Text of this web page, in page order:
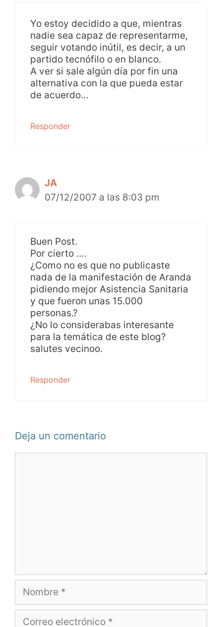
Yo estoy decidido a que, mientras
nadie sea capaz de representarme,
seguir votando inútil, es decir, a un
partido tecnófilo o en blanco.
A ver si sale algún día por fin una
alternativa con la que pueda estar
de acuerdo…
Responder
JA
07/12/2007 a las 8:03 pm
Buen Post.
Por cierto ….
¿Como no es que no publicaste
nada de la manifestación de Aranda
pidiendo mejor Asistencia Sanitaria
y que fueron unas 15.000
personas.?
¿No lo considerabas interesante
para la temática de este blog?
salutes vecinoo.
Responder
Deja un comentario